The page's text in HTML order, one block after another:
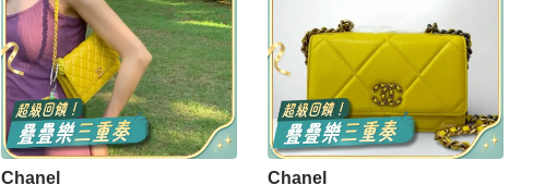
Chanel Chanel